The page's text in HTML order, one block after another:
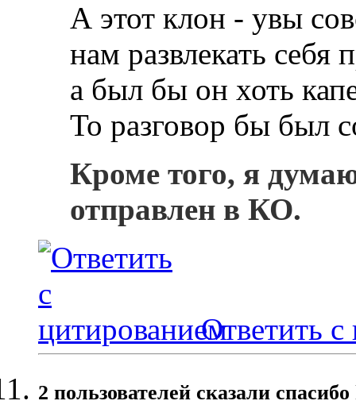
А этот клон - увы
нам развлекать себя
а был бы он хоть
То разговор бы был
Кроме того, я
отправлен в КО.
Ответить с
2 пользователей сказали